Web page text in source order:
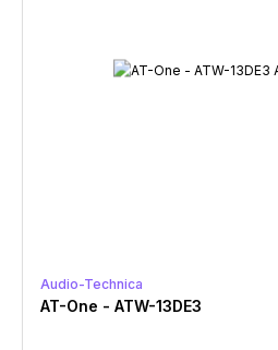
Audio-Technica
AT-One - ATW-13DE3